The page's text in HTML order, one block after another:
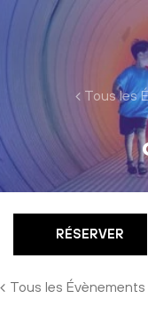
Aller au contenu
Tous les
RÉSERVER
Tous les Évènements